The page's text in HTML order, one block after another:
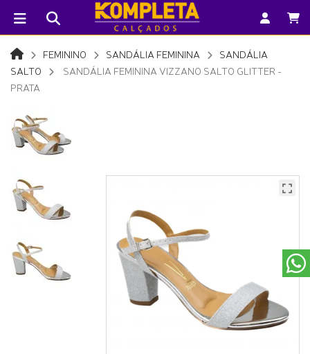
FEMININO SANDÁLIA FEMININA
SANDÁLIA
SALTO
SANDÁLIA FEMININA VIZZANO SALTO GLITTER -
PRATA